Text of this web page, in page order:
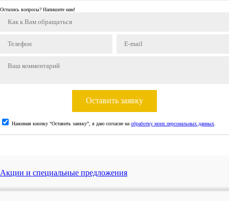
Остались вопросы? Напишите нам!
Оставить заявку
Нажимая кнопку “Оставить заявку”, я даю согласие на обработку моих персональных данных
Акции и специальные предложения